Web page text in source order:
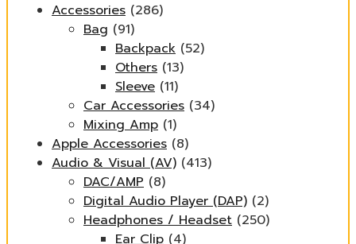
Accessories (286)
Bag (91)
Backpack (52)
Others (13)
Sleeve (11)
Car Accessories (34)
Mixing Amp (1)
Apple Accessories (8)
Audio & Visual (AV) (413)
DAC/AMP (8)
Digital Audio Player (DAP) (2)
Headphones / Headset (250)
Ear Clip (4)